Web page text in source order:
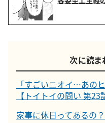
次に読ま
「すごいニオイ…あの
【トイトイの問い 第23
家事に休日ってあるの